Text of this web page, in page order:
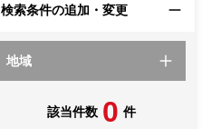
検索条件の追加・変更
地域
該当件数 0 件